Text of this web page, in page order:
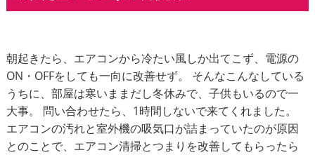
朝起きたら、エアコンから冷たい風しか出てこず、電源の
ON・OFFをしても一向に改善せず。 そんなこんなしている
うちに、部屋は寒いままだし冬休みで、子供もいるので一
大事。 問い合わせたら、1時間しないで来てくれました。
エアコンの汚れと室外機の吸気口が詰まっていたのが原因
とのことで、エアコン清掃とつまりを改善してもらったら